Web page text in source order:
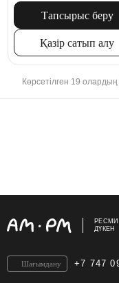
Тапсырыс беру
Қазір сатып алу
Көрсетілген 19 олардың
РЕСМИ
ДҮКЕН
+7 747
Шағымдану